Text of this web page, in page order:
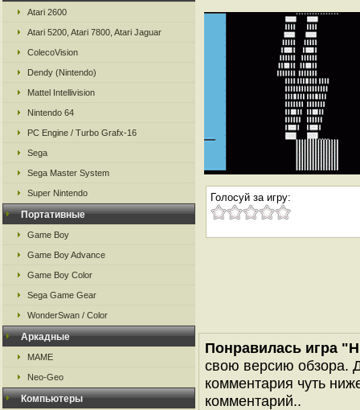
Atari 2600
Atari 5200, Atari 7800, Atari Jaguar
ColecoVision
Dendy (Nintendo)
Mattel Intellivision
Nintendo 64
PC Engine / Turbo Grafx-16
Sega
Sega Master System
Super Nintendo
Портативные
Game Boy
Game Boy Advance
Game Boy Color
Sega Game Gear
WonderSwan / Color
Аркадные
MAME
Neo-Geo
Компьютеры
Голосуй за игру:
Понравилась игра
свою версию обзора.
комментария чуть
комментарий..